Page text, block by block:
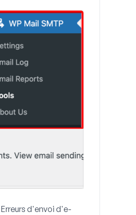
Erreurs d'envoi d'e-